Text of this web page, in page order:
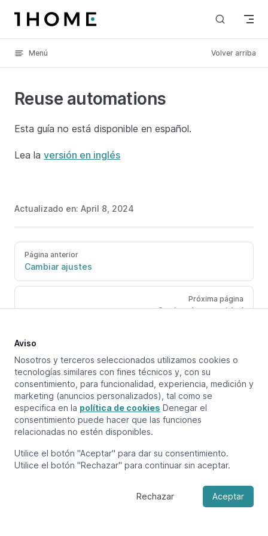
Skip to content
Menú Volver arriba
Reuse automations
Esta guía no está disponible en español.
Lea la versión en inglés
Actualizado en: April 8, 2024
Página anterior
Cambiar ajustes
Próxima página
Copias de seguridad
Aviso
Nosotros y terceros seleccionados utilizamos cookies o
tecnologías similares con fines técnicos y, con su
consentimiento, para funcionalidad, experiencia, medición y
marketing (anuncios personalizados), tal como se
especifica en la política de cookies Denegar el
consentimiento puede hacer que las funciones
relacionadas no estén disponibles.
Utilice el botón "Aceptar" para dar su consentimiento.
Utilice el botón "Rechazar" para continuar sin aceptar.
Rechazar Aceptar